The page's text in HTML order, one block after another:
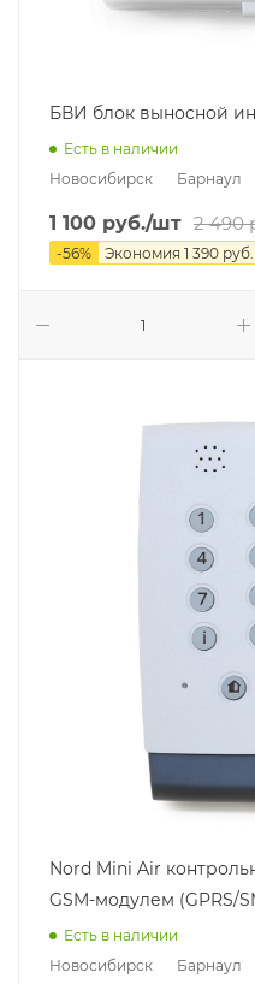
БВИ блок выносной
Есть в наличии
Новосибирск
Барнаул
1 100 руб./шт 2 490
-56% Экономия 1 390 руб.
Nord Mini Air
GSM-модулем (GPRS/
Есть в наличии
Новосибирск
Барнаул